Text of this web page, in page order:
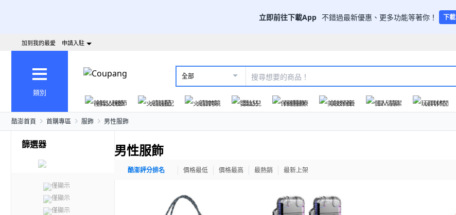
立即前往下載App 不錯過最新優惠、更多功能等著你！ 下載
加到我的最愛 申請入駐
類別
全部
爸氣父親節
火箭速配 火箭跨境 嬰幼兒 保健醫療 美妝保養 個人清潔 玩具休閒
酷澎首頁 首購專區 服飾 男性服飾
篩選器
僅顯示
僅顯示
僅顯示
男性服飾
酷澎評分排名 價格最低 價格最高 最熱銷 最新上架